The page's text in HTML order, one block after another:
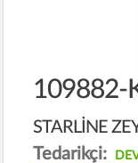
109882-
STARLİNE
Tedarikçi: